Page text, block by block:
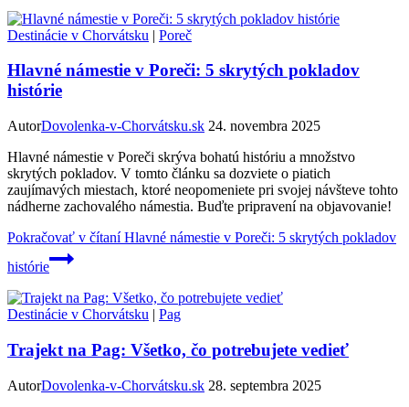
Destinácie v Chorvátsku | Poreč
Hlavné námestie v Poreči: 5 skrytých pokladov
histórie
AutorDovolenka-v-Chorvátsku.sk 24. novembra 2025
Hlavné námestie v Poreči skrýva bohatú históriu a množstvo
skrytých pokladov. V tomto článku sa dozviete o piatich
zaujímavých miestach, ktoré neopomeniete pri svojej návšteve tohto
nádherne zachovalého námestia. Buďte pripravení na objavovanie!
Pokračovať v čítaníHlavné námestie v Poreči: 5 skrytých pokladov
histórie
Destinácie v Chorvátsku | Pag
Trajekt na Pag: Všetko, čo potrebujete vedieť
AutorDovolenka-v-Chorvátsku.sk 28. septembra 2025